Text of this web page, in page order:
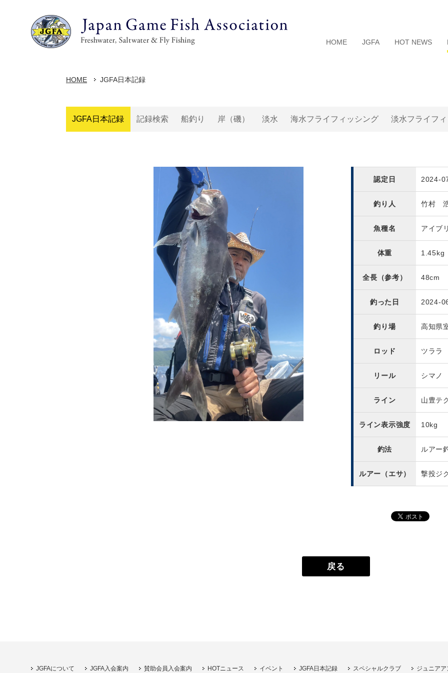
HOME JGFA HOT NEWS
HOME JGFA日本記録
JGFA日本記録 記録検索 船釣り 岸（磯） 淡水 海水フライフィッシング 淡水フライフ
認定日 2024-
釣り人 竹村
魚種名 アイブリ
体重 1.45kg
全長（参考） 48cm
釣った日 2024-
釣り場 高知県
ロッド ツララ
リール シマノ
ライン 山豊テ
ライン表示強度 10kg
釣法 ルアー
ルアー（エサ） 撃投ジ
戻る
JGFAについて JGFA入会案内 賛助会員入会案内 HOTニュース イベント JGFA日本記録 スペシャルクラブ ジュニア